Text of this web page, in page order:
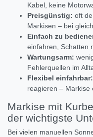
Kabel, keine
Preisgünstig: oft
Markisen – bei
Einfach zu
einfahren, Schatten
Wartungsarm:
Fehlerquellen im
Flexibel einfahrbar:
reagieren – Markise
Markise mit
der wichtigste
Bei vielen manuellen